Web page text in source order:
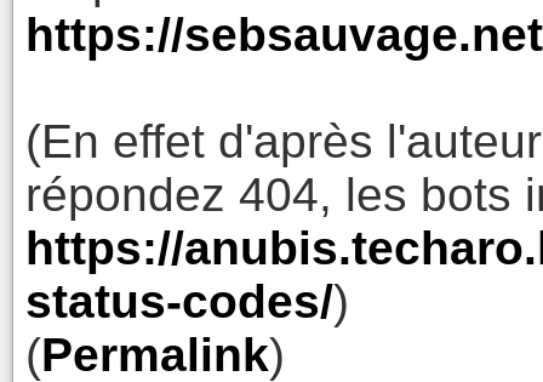
https://
(En effet d'après
répondez 404, les bots
https://
status-codes/)
(Permalink)